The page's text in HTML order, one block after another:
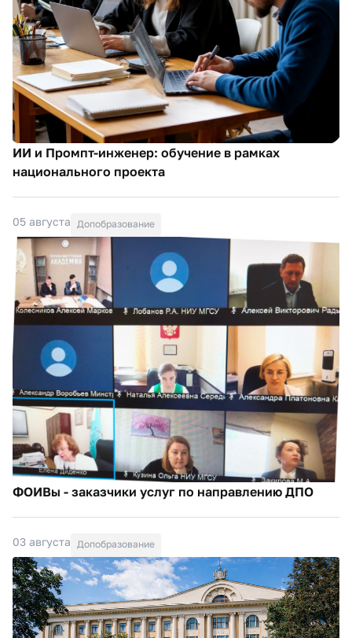
ИИ и Промпт-инженер: обучение в рамках
национального проекта
05 августа Допобразование
ФОИВы - заказчики услуг по направлению ДПО
03 августа Допобразование